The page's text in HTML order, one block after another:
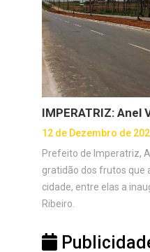
IMPERATRIZ: Anel
12 de Dezembro de
Prefeito de Imperatriz,
gratidão dos frutos que
cidade, entre elas a
Ribeiro.